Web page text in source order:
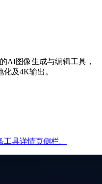
AI图像生成与编辑工具，
及4K输出。
具详情页侧栏。